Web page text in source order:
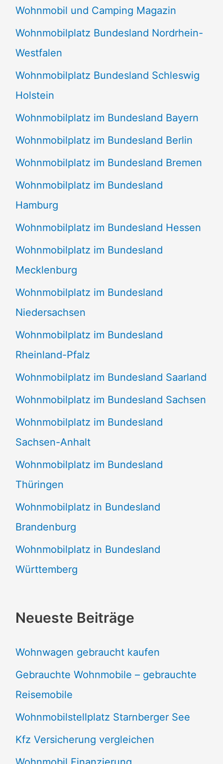
Wohnmobil und Camping Magazin
Wohnmobilplatz Bundesland Nordrhein-
Westfalen
Wohnmobilplatz Bundesland Schleswig
Holstein
Wohnmobilplatz im Bundesland Bayern
Wohnmobilplatz im Bundesland Berlin
Wohnmobilplatz im Bundesland Bremen
Wohnmobilplatz im Bundesland
Hamburg
Wohnmobilplatz im Bundesland Hessen
Wohnmobilplatz im Bundesland
Mecklenburg
Wohnmobilplatz im Bundesland
Niedersachsen
Wohnmobilplatz im Bundesland
Rheinland-Pfalz
Wohnmobilplatz im Bundesland Saarland
Wohnmobilplatz im Bundesland Sachsen
Wohnmobilplatz im Bundesland
Sachsen-Anhalt
Wohnmobilplatz im Bundesland
Thüringen
Wohnmobilplatz in Bundesland
Brandenburg
Wohnmobilplatz in Bundesland
Württemberg
Neueste Beiträge
Wohnwagen gebraucht kaufen
Gebrauchte Wohnmobile – gebrauchte
Reisemobile
Wohnmobilstellplatz Starnberger See
Kfz Versicherung vergleichen